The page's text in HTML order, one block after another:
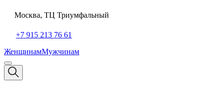
Москва, ТЦ Триумфальный
+7 915 213 76 61
ЖенщинамМужчинам